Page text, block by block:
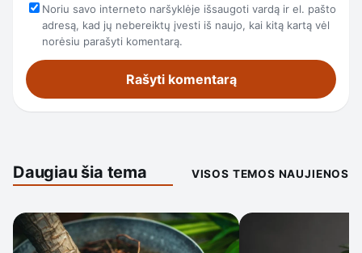
Noriu savo interneto naršyklėje išsaugoti vardą ir el. pašto
adresą, kad jų nebereiktų įvesti iš naujo, kai kitą kartą vėl
norėsiu parašyti komentarą.
Daugiau šia tema VISOS TEMOS NAUJIENOS